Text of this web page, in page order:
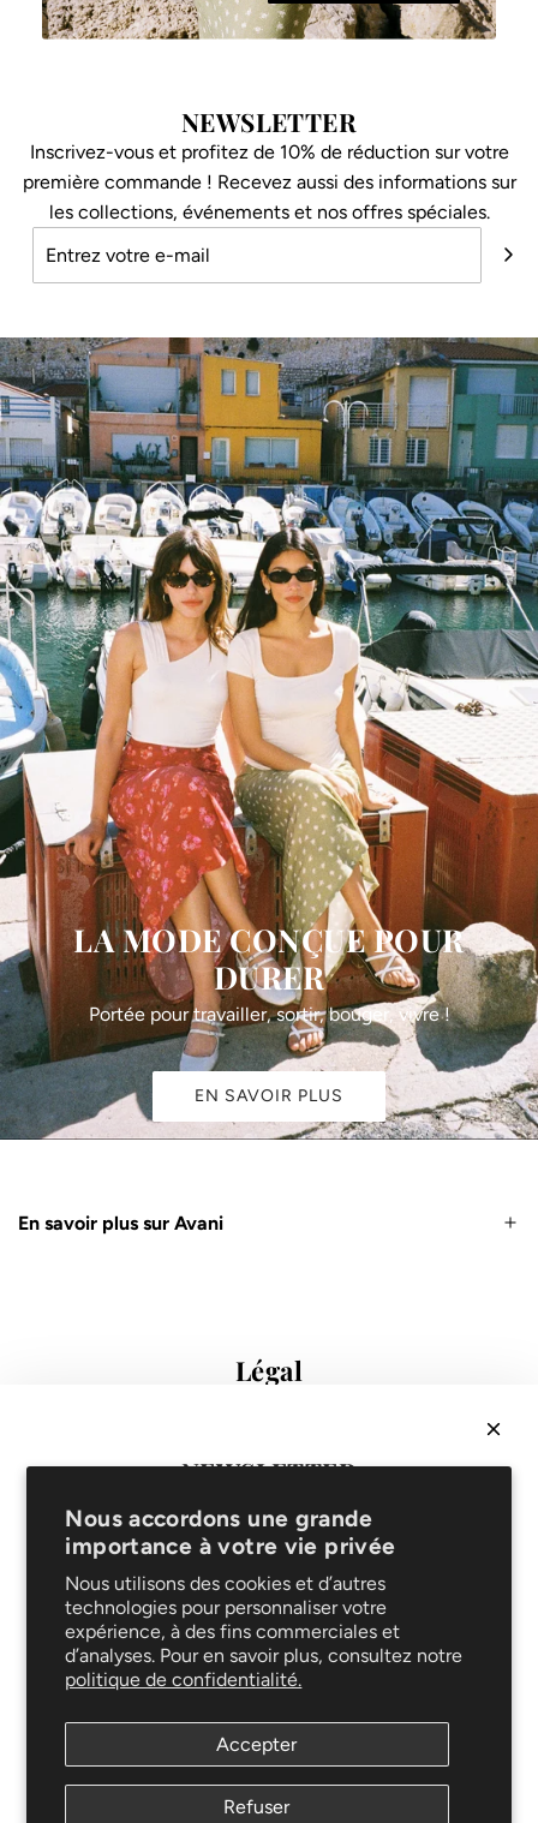
Nous accordons une grande
importance à votre vie privée
Nous utilisons des cookies et d’autres
technologies pour personnaliser votre
expérience, à des fins commerciales et
d’analyses. Pour en savoir plus, consultez notre
politique de confidentialité.
Accepter
Refuser
NEWSLETTER
Inscrivez-vous et profitez de 10% de réduction sur votre
première commande ! Recevez aussi des informations sur
les collections, événements et nos offres spéciales.
LA MODE CONÇUE POUR
DURER
Portée pour travailler, sortir, bouger, vivre !
EN SAVOIR PLUS
En savoir plus sur Avani
Légal
Mentions légales
Support
Livraison et retours
Service de réparation
Le blog
Entretien
Suivez-nous
Newsletter
NEWSLETTER
Recevez 10% sur votre 1ère commande
premiers informés de nouveautés et promotions !
S'ABONNER
Ce site est protégé par hCaptcha, et la